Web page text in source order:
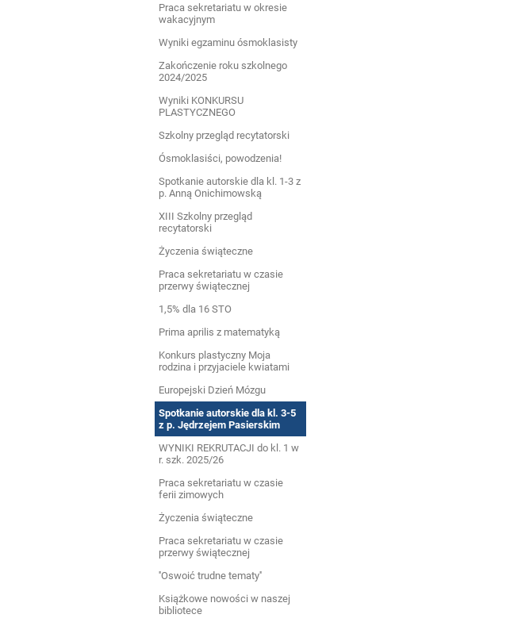
Praca sekretariatu w okresie
wakacyjnym
Wyniki egzaminu ósmoklasisty
Zakończenie roku szkolnego
2024/2025
Wyniki KONKURSU
PLASTYCZNEGO
Szkolny przegląd recytatorski
Ósmoklasiści, powodzenia!
Spotkanie autorskie dla kl. 1-3 z
p. Anną Onichimowską
XIII Szkolny przegląd
recytatorski
Życzenia świąteczne
Praca sekretariatu w czasie
przerwy świątecznej
1,5% dla 16 STO
Prima aprilis z matematyką
Konkurs plastyczny Moja
rodzina i przyjaciele kwiatami
Europejski Dzień Mózgu
Spotkanie autorskie dla kl. 3-5
z p. Jędrzejem Pasierskim
WYNIKI REKRUTACJI do kl. 1 w
r. szk. 2025/26
Praca sekretariatu w czasie
ferii zimowych
Życzenia świąteczne
Praca sekretariatu w czasie
przerwy świątecznej
''Oswoić trudne tematy''
Książkowe nowości w naszej
bibliotece